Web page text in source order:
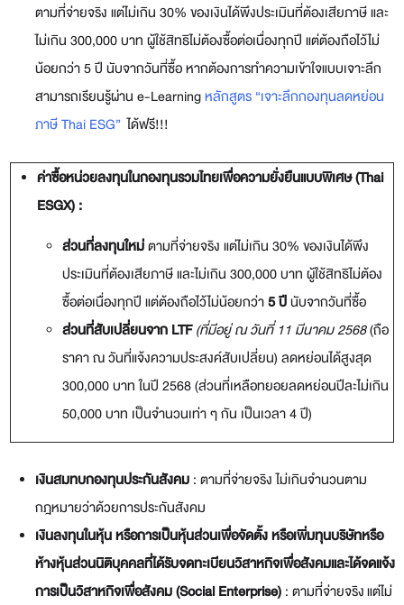
ตามที่จ่ายจริง แต่ไม่เกิน 30% ของเงินได้พึงประเมินที่ต้องเสียภาษี และ
ไม่เกิน 300,000 บาท ผู้ใช้สิทธิไม่ต้องซื้อต่อเนื่องทุกปี แต่ต้องถือไว้ไม่
น้อยกว่า5 ปี นับจากวันที่ซื้อ หากต้องการทำความเข้าใจแบบเจาะลึก
สามารถเรียนรู้ผ่าน e-Learningหลักสูตร “เจาะลึกกองทุนลดหย่อน
ภาษี Thai ESG” ได้ฟรี!!!
ค่าซื้อหน่วยลงทุนในกองทุนรวมไทยเพื่อความยั่งยืนแบบพิเศษ (Thai
ESGX) :
ส่วนที่ลงทุนใหม่ตามที่จ่ายจริง แต่ไม่เกิน 30% ของเงินได้พึง
ประเมินที่ต้องเสียภาษี และไม่เกิน 300,000 บาท ผู้ใช้สิทธิไม่ต้อง
ซื้อต่อเนื่องทุกปี แต่ต้องถือไว้ไม่น้อยกว่า5 ปีนับจากวันที่ซื้อ
ส่วนที่สับเปลี่ยนจาก LTF (ที่มีอยู่ ณ วันที่ 11 มีนาคม 2568(ถือ
ราคา ณ วันที่แจ้งความประสงค์สับเปลี่ยน) ลดหย่อนได้สูงสุด
300,000 บาท ในปี 2568 (ส่วนที่เหลือทยอยลดหย่อนปีละไม่เกิน
50,000 บาท เป็นจำนวนเท่า ๆ กัน เป็นเวลา 4 ปี)
เงินสมทบกองทุนประกันสังคม: ตามที่จ่ายจริง ไม่เกินจำนวนตาม
กฎหมายว่าด้วยการประกันสังคม
เงินลงทุนในหุ้น หรือการเป็นหุ้นส่วนเพื่อจัดตั้ง หรือเพิ่มทุนบริษัทหรือ
ห้างหุ้นส่วนนิติบุคคลที่ได้รับจดทะเบียนวิสาหกิจเพื่อสังคมและได้จดแจ้ง
การเป็นวิสาหกิจเพื่อสังคม (Social Enterprise): ตามที่จ่ายจริงแต่ไม่